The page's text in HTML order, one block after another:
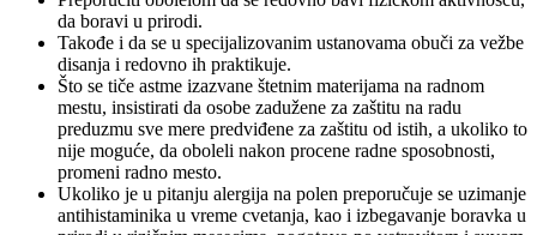
da boravi u prirodi.
Takođe i da se u specijalizovanim ustanovama obuči za vežbe
disanja i redovno ih praktikuje.
Što se tiče astme izazvane štetnim materijama na radnom
mestu, insistirati da osobe zadužene za zaštitu na radu
preduzmu sve mere predviđene za zaštitu od istih, a ukoliko to
nije moguće, da oboleli nakon procene radne sposobnosti,
promeni radno mesto.
Ukoliko je u pitanju alergija na polen preporučuje se uzimanje
antihistaminika u vreme cvetanja, kao i izbegavanje boravka u